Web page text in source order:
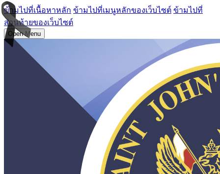
ข้ามไปที่เนื้อหาหลัก ข้ามไปที่เมนูหลักของเว็บไซต์ ข้ามไปที่
ส่วนท้ายของเว็บไซต์
Open Menu